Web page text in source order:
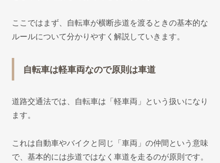
ここではまず、自転車が横断歩道を渡るときの基本的な
ルールについて分かりやすく解説していきます。
自転車は軽車両なので原則は車道
道路交通法では、自転車は「軽車両」という扱いになり
ます。
これは自動車やバイクと同じ「車両」の仲間という意味
で、基本的には歩道ではなく車道を走るのが原則です。